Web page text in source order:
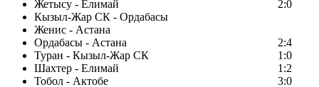
Жетысу - Елимай
2:0
Кызыл-Жар СК - Ордабасы
Женис - Астана
Ордабасы - Астана
2:4
Туран - Кызыл-Жар СК
1:0
Шахтер - Елимай
1:2
Тобол - Актобе
3:0